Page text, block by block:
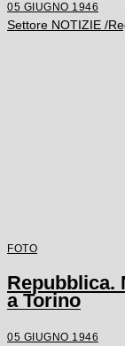
05 GIUGNO 1946
Settore NOTIZIE /
FOTO
Repubblica.
a Torino
05 GIUGNO 1946